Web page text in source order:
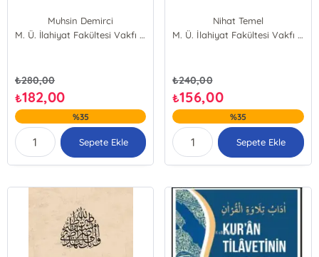
Muhsin Demirci
M. Ü. İlahiyat Fakültesi Vakfı Yayınları
₺280,00
₺182,00
%35
Sepete Ekle
Nihat Temel
M. Ü. İlahiyat Fakültesi Vakfı Yayınları
₺240,00
₺156,00
%35
Sepete Ekle